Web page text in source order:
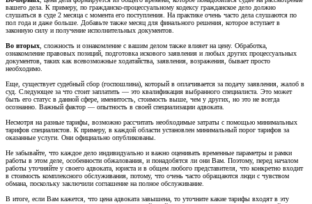
вашего дела. К примеру, по гражданско-процессуальному кодексу гражданское дело должно
слушаться в суде 2 месяца с момента его поступления. На практике очень часто дела слушаются по
пол года и даже больше. Добавьте также месяц для финального решения, которое вступает в
законную силу и получение исполнительных документов.
Во вторых, сложность и ознакомление с вашим делом также влияет на цену. Обработка,
ознакомление правовых позиций, подготовка искового заявления и любых других процессуальных
документов, таких как всевозможные ходатайства, заявления, возражения, бывает просто
необходимо.
Еще, существует судебный сбор (госпошлина), который в оплачивается за подачу заявления, жалоб в
суд. Следующее за что стоит заплатить — это квалификация выбранного специалиста. Это может
быть его статус в данной сфере, именитость, стоимость выше, чем у других, но это не всегда
осознанно. Важный фактор — опытность в своей специализации адвоката.
Несмотря на разные тарифы, возможно рассчитать необходимые затраты с помощью минимальных
тарифов специалистов. К примеру, в каждой области установлен минимальный порог тарифов за
оказанные услуги. Они официально опубликованы.
Не забывайте, что каждое дело индивидуально и важно оценивать временные параметры и рамки
работы в этом деле, особенности обжалования, и понадобятся ли они Вам. Поэтому, перед началом
работы уточняйте у своего адвоката, юриста и в общем любого представителя, что конкретно входит
в стоимость комплексного обслуживания, потому, что очень часто обращаются люди с чувством
обмана, поскольку заключили соглашение на полное обслуживание.
В итоге, если Вам кажется, что цена адвоката завышена, то уточните какие тарифы входят в эту